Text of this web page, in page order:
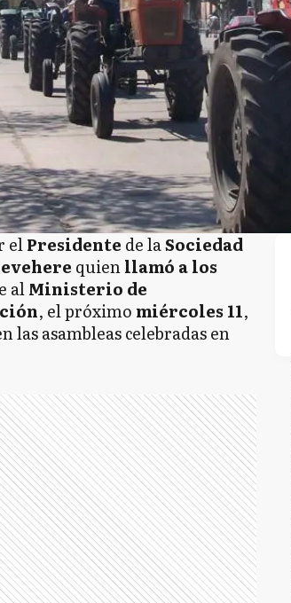
elPresidente de laSociedad
quienllamó a los
alMinisterio de
, el próximo miércoles 11,
las asambleas celebradas en